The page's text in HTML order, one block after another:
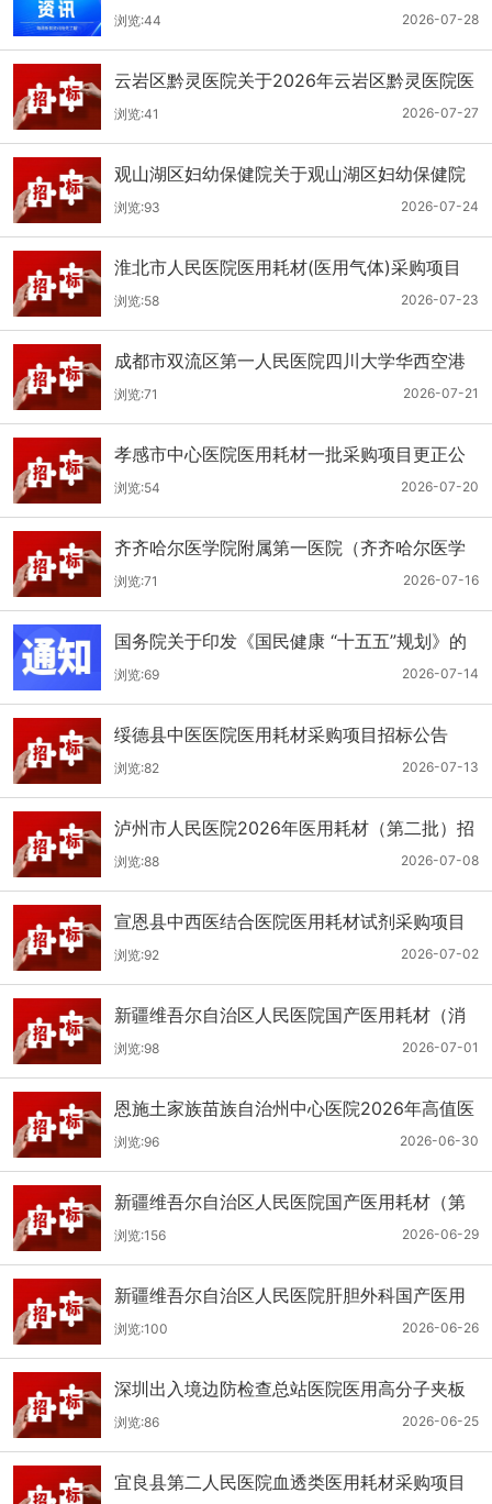
1-27日）
2026-07-28
浏览:44
云岩区黔灵医院关于2026年云岩区黔灵医院医
用耗材采购项目（品目三）三次招标的公开招
标公告
2026-07-27
浏览:41
观山湖区妇幼保健院关于观山湖区妇幼保健院
医用耗材采购项目的公开招标公告
2026-07-24
浏览:93
淮北市人民医院医用耗材(医用气体)采购项目
（二次）招标公告
2026-07-23
浏览:58
成都市双流区第一人民医院四川大学华西空港
医院2026年第二批医用耗材采购项目招标公告
2026-07-21
浏览:71
孝感市中心医院医用耗材一批采购项目更正公
告
2026-07-20
浏览:54
齐齐哈尔医学院附属第一医院（齐齐哈尔医学
院第一临床医学院）口腔科医用耗材招标公告
2026-07-16
浏览:71
国务院关于印发《国民健康 “十五五”规划》的
通知
2026-07-14
浏览:69
绥德县中医医院医用耗材采购项目招标公告
2026-07-13
浏览:82
泸州市人民医院2026年医用耗材（第二批）招
标公告
2026-07-08
浏览:88
宣恩县中西医结合医院医用耗材试剂采购项目
（消毒、普通耗材）公开招标公告
2026-07-02
浏览:92
新疆维吾尔自治区人民医院国产医用耗材（消
化科氢气检测产品耗材）采购项目单一来源公
示
2026-07-01
浏览:98
恩施土家族苗族自治州中心医院2026年高值医
用耗材（国产）采购项目第二次公开招标公告
2026-06-30
浏览:96
新疆维吾尔自治区人民医院国产医用耗材（第
二十三批）采购项目公开招标公告
2026-06-29
浏览:156
新疆维吾尔自治区人民医院肝胆外科国产医用
耗材采购项目公开招标公告
2026-06-26
浏览:100
深圳出入境边防检查总站医院医用高分子夹板
医用耗材采购项目更正公告
2026-06-25
浏览:86
宜良县第二人民医院血透类医用耗材采购项目